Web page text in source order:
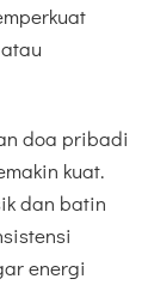
doa pribadi
kuat.
dan batin
energi